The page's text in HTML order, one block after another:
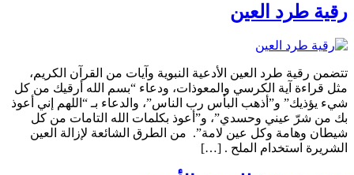
رقية طرد العين
تتضمن رقية طرد العين الأدعية النبوية وآيات من القرآن الكريم،
مثل قراءة آية الكرسي والمعوذات، ودعاء “بسم الله أرقيك من كل
شيء يؤذيك” و”أذهب البأس رب الناس”، والدعاء بـ “اللهم إني أعوذ
بك من شرّ عيني وحسدي”، و”أعوذ بكلمات الله التامات من كل
شيطان وهامة وكل عين لامة”. من الطرق الشائعة لإزالة العين
الشريرة استخدام الملح . […]